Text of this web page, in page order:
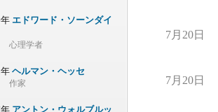
7月20日
7月20日
エドワード・ソーンダイ
心理学者
ヘルマン・ヘッセ
作家
アントン・ウォルブルッ